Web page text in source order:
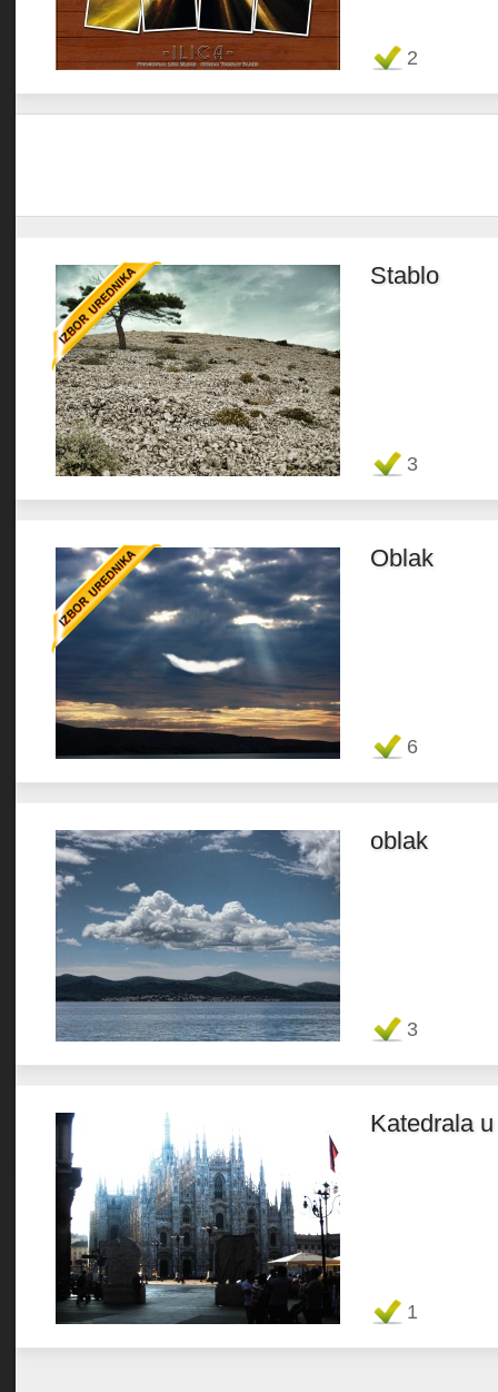
Favorit 2
Stablo
Favorit 3
Oblak
6
oblak
Favorit 3
Katedrala
Favorit 1